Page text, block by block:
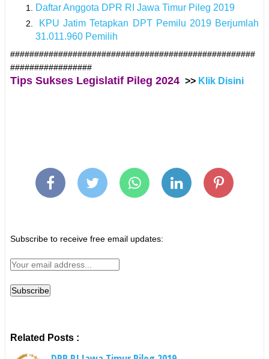
Daftar Anggota DPR RI Jawa Timur Pileg 2019
KPU Jatim Tetapkan DPT Pemilu 2019 Berjumlah
31.011.960 Pemilih
###################################################
#################
Tips Sukses Legislatif Pileg 2024 >> Klik Disini
Subscribe to receive free email updates:
Related Posts :